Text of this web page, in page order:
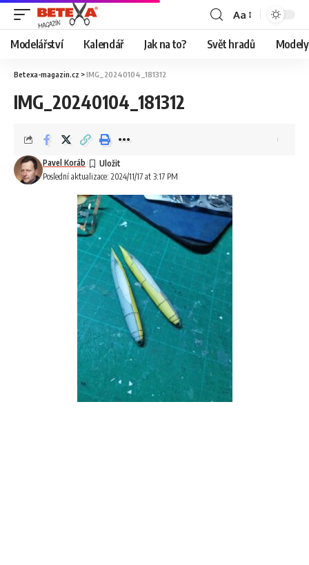
Aa
Modelářství Kalendář Jak na to? Svět hradů
Betexa-magazin.cz >IMG_20240104_181312
IMG_20240104_181312
Poslední aktualizace: 2024/11/17 at 3:17 PM
Pavel Koráb